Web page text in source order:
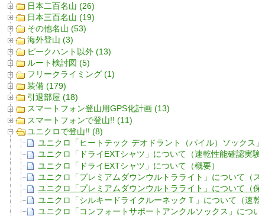
日本二百名山 (26)
日本三百名山 (19)
その他名山 (53)
海外登山 (3)
ピークハント以外 (13)
ルート検討図 (5)
フリークライミング (1)
装備 (179)
引退部屋 (18)
スマートフォン登山用GPS化計画 (13)
スマートフォンで登山!! (11)
ユニクロで登山!! (8)
ユニクロ「ヒートテック デオドラント（パイル）ソックス
ユニクロ「ドライEXTシャツ」について（速乾性能確認実験
ユニクロ「ドライEXTシャツ」について（概要）
ユニクロ「プレミアムダウンウルトラライト」について（
ユニクロ「プレミアムダウンウルトラライト」について（保
ユニクロ「シルキードライクルーネックＴ」について（速
ユニクロ「コンフォートサポートアンクルソックス」につい